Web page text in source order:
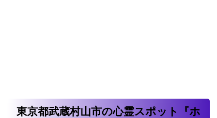
東京都武蔵村山市の心霊スポット『ホ